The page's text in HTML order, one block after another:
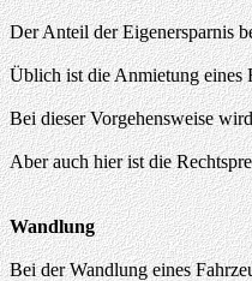
Der Anteil der Eigenersparnis
Üblich ist die Anmietung eines
Bei dieser Vorgehensweise
Aber auch hier ist die
Wandlung
Bei der Wandlung eines